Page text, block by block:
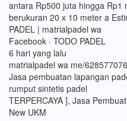
antara Rp500 juta hingga Rp1
berukuran 20 x 10 meter a
PADEL | matrialpadel wa
Facebook · TODO PADEL
6 hari yang lalu
matrialpadel wa me/
Jasa pembuatan lapangan
rumput sintetis padel
TERPERCAYA ], Jasa
New UKM